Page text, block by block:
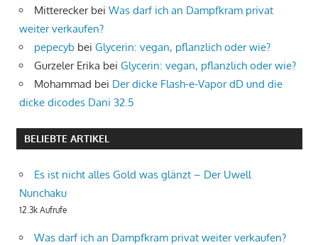
Mittereckerbei Was darf ich an Dampfkram privat
weiter verkaufen?
pepecyb bei Glycerin: vegan, pflanzlich oder wie?
Gurzeler Erika bei Glycerin: vegan, pflanzlich oder wie?
Mohammad bei Der dicke Flash-e-Vapor dD und die
dicke dicodes Dani 32.5
BELIEBTE ARTIKEL
Es ist nicht alles Gold was glänzt – Der Uwell
Nunchaku
12.3k Aufrufe
Was darf ich an Dampfkram privat weiter verkaufen?